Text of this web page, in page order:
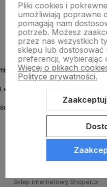
O nas
fitmyhorse.pl Sklep jeździecki
Letnia 12
86-031 Osielsko k. Bydgoszczy
Sklep internetowy Shoper.pl
Pliki cookies i
umożliwiają poprawne
pomagają nam
potrzeb. Możesz
przez nas wszystkich
sklepu lub
preferencji, wybierając
Więcej o plikach
Polityce prywatności.